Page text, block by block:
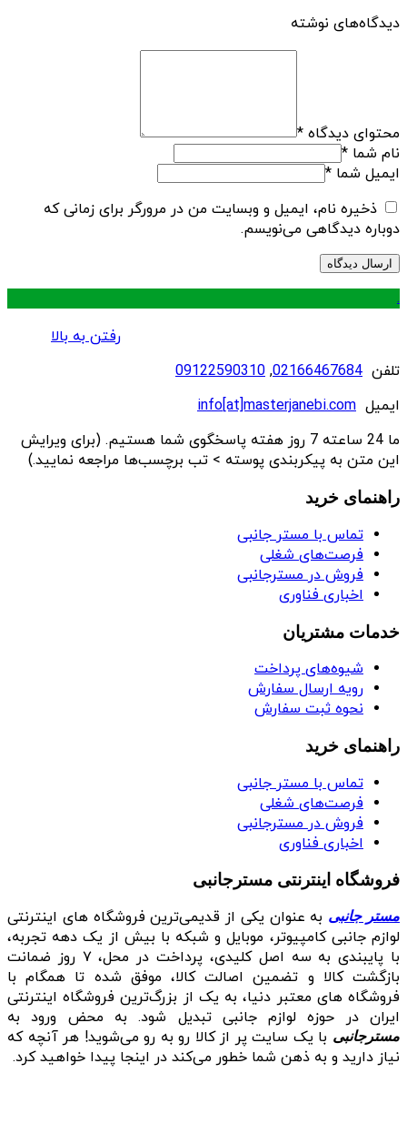
دیدگاه‌های نوشته
محتوای دیدگاه *
نام شما *
ایمیل شما *
ذخیره نام، ایمیل و وبسایت من در مرورگر برای زمانی که
دوباره دیدگاهی می‌نویسم.
.
رفتن به بالا
تلفن 02166467684
,
09122590310
ایمیل info[at]masterjanebi.com
ما 24 ساعته 7 روز هفته پاسخگوی شما هستیم. (برای ویرایش
این متن به پیکربندی پوسته > تب برچسب‌ها مراجعه نمایید.)
راهنمای خرید
تماس با مستر جانبی
فرصت‌های شغلی
فروش در مسترجانبی
اخباری فناوری
خدمات مشتریان
شیوه‌های پرداخت
رویه ارسال سفارش
نحوه ثبت سفارش
راهنمای خرید
تماس با مستر جانبی
فرصت‌های شغلی
فروش در مسترجانبی
اخباری فناوری
فروشگاه اینترنتی مسترجانبی
مستر جانبی به عنوان یکی از قدیمی‌ترین فروشگاه های اینترنتی
لوازم جانبی کامپیوتر، موبایل و شبکه با بیش از یک دهه تجربه،
با پایبندی به سه اصل کلیدی، پرداخت در محل، ۷ روز ضمانت
بازگشت کالا و تضمین اصالت کالا، موفق شده تا همگام با
فروشگاه‌ های معتبر دنیا، به یک از بزرگ‌ترین فروشگاه اینترنتی
ایران در حوزه لوازم جانبی تبدیل شود. به محض ورود به
مسترجانبی با یک سایت پر از کالا رو به رو می‌شوید! هر آنچه که
نیاز دارید و به ذهن شما خطور می‌کند در اینجا پیدا خواهید کرد.